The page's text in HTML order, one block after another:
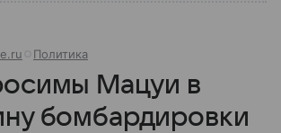
Политика
Мацуи в
бомбардировки